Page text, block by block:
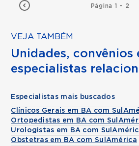
Página 1 - 2
VEJA TAMBÉM
Unidades, convênios
especialistas
Especialistas mais buscados
Clínicos Gerais em BA com
Ortopedistas em BA com
Urologistas em BA com
Obstetras em BA com SulAmérica